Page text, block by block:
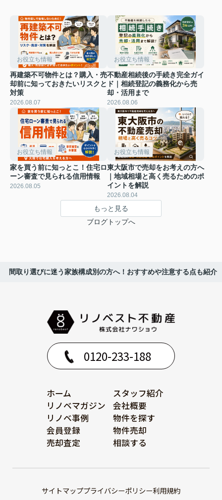
お役立ち情報
再建築不可物件とは？購入・売
却前に知っておきたいリスクと
対策
2026.08.07
お役立ち情報
不動産相続後の手続き完全ガイ
ド｜相続登記の義務化から売
却・活用まで
2026.08.06
お役立ち情報
家を買う前に知っとこ！住宅ロ
ーン審査で見られる信用情報
2026.08.05
お役立ち情報
東大阪市で売却をお考えの方へ
｜地域相場と高く売るためのポ
イントを解説
2026.08.04
もっと見る
ブログトップへ
間取り選びに迷う家族構成別の方へ！おすすめや注意する点も紹介
0120-233-188
ホーム
スタッフ紹介
リノベマガジン
会社概要
リノベ事例
物件を探す
会員登録
物件売却
売却査定
相談する
サイトマッププライバシーポリシー利用規約